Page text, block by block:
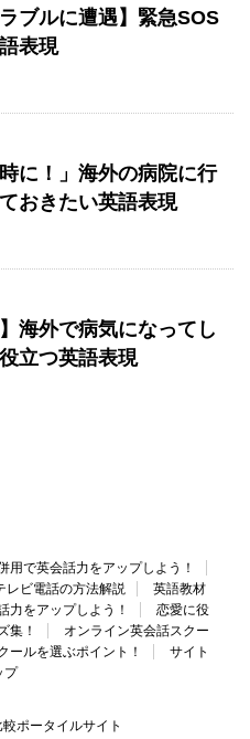
ラブルに遭遇】緊急SOS
語表現
時に！」海外の病院に行
おきたい英語表現
】海外で病気になってし
立つ英語表現
用で英会話力をアップしよう！
レビ電話の方法解説
英語教材
力をアップしよう！
恋愛に役
集！
オンライン英会話スクー
ールを選ぶポイント！
サイト
プ
ポータイルサイト